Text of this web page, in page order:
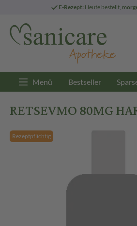
E-Rezept: Heute bestellt,
Menü Bestseller
RETSEVMO 80MG
Rezeptpflichtig